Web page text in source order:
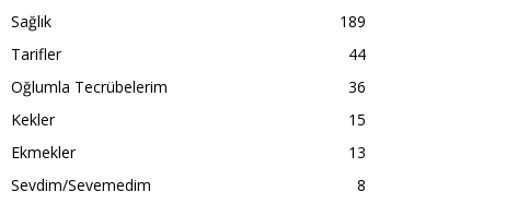
Sağlık
189
Tarifler
44
Oğlumla Tecrübelerim
36
Kekler
15
Ekmekler
13
Sevdim/Sevemedim
8